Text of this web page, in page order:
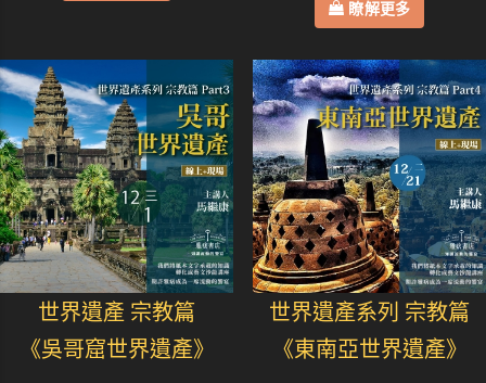
瞭解更多
世界遺產 宗教篇
《吳哥窟世界遺產》
世界遺產系列 宗教篇
《東南亞世界遺產》